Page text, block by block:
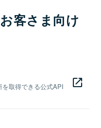
客さま向け
取得できる公式API